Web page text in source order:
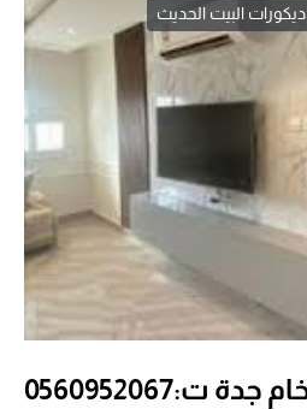
ديكورات البيت الحديث
شغل بديل الرخام جدة ت:0560952067